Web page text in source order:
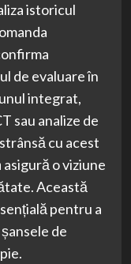
istoricul
de evaluare în
integrat,
sau analize de
cu acest
asigură o viziune
Această
pentru a
de